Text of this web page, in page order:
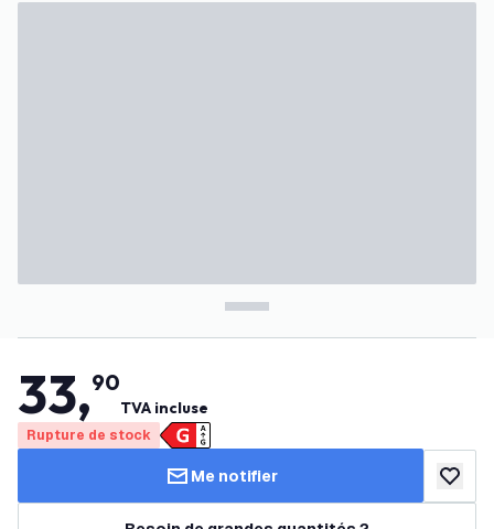
33,90
TVA incluse
Rupture de stock
Me notifier